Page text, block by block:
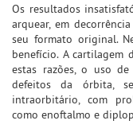
Os resultados
arquear, em
seu formato original.
benefício. A cartilagem
estas razões, o uso
defeitos da órbita,
intraorbitário, com
como enoftalmo e